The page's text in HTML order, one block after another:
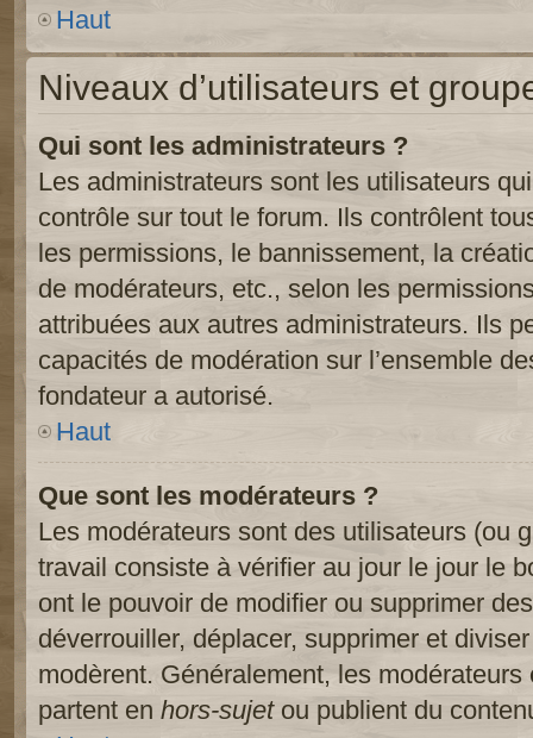
Haut
Niveaux d’utilisateurs et
Qui sont les administrateurs ?
Les administrateurs sont les utilisateurs
contrôle sur tout le forum. Ils contrôlent
les permissions, le bannissement, la
de modérateurs, etc., selon les
attribuées aux autres administrateurs. Ils
capacités de modération sur l’ensemble
fondateur a autorisé.
Haut
Que sont les modérateurs ?
Les modérateurs sont des utilisateurs (ou
travail consiste à vérifier au jour le jour le
ont le pouvoir de modifier ou supprimer
déverrouiller, déplacer, supprimer et
modèrent. Généralement, les
partent en hors-sujetou publient du